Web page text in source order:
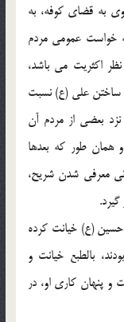
به قضای کوفه، به
خواست عمومی مردم
اکثریت می باشد،
ساختن علی (ع) نسبت
بعضی از مردم آن
همان طور که بعدها
معرفی شدن شریح،
(ع) خیانت کرده
بالطبع خیانت و
پنهان کاری او، در